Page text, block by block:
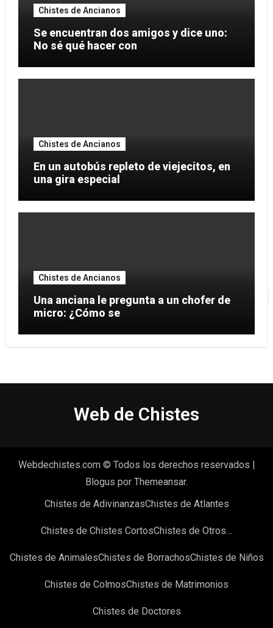
Chistes de Ancianos
Se encuentran dos amigos y dice uno:
No sé qué hacer con
Chistes de Ancianos
En un autobús repleto de viejecitos, en
una gira especial
Chistes de Ancianos
Una anciana le pregunta a un chofer de
micro: ¿Cómo se
Web de Chistes
Webdechistes.com © Todos los derechos reservados
Blogus por Themeansar.
Chistes de AdivinanzasChistes de Atlantes
Chistes de Chistes CortosChistes de Otros…
Chistes de AnimalesChistes de BorrachosChistes de Niños
Chistes de ColmosChistes de Matrimonios
Chistes de Doctores